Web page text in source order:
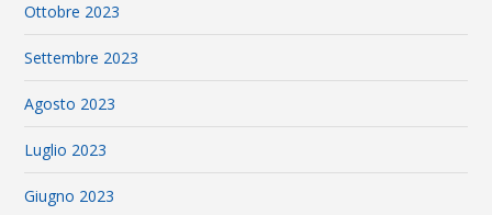
Ottobre 2023
Settembre 2023
Agosto 2023
Luglio 2023
Giugno 2023